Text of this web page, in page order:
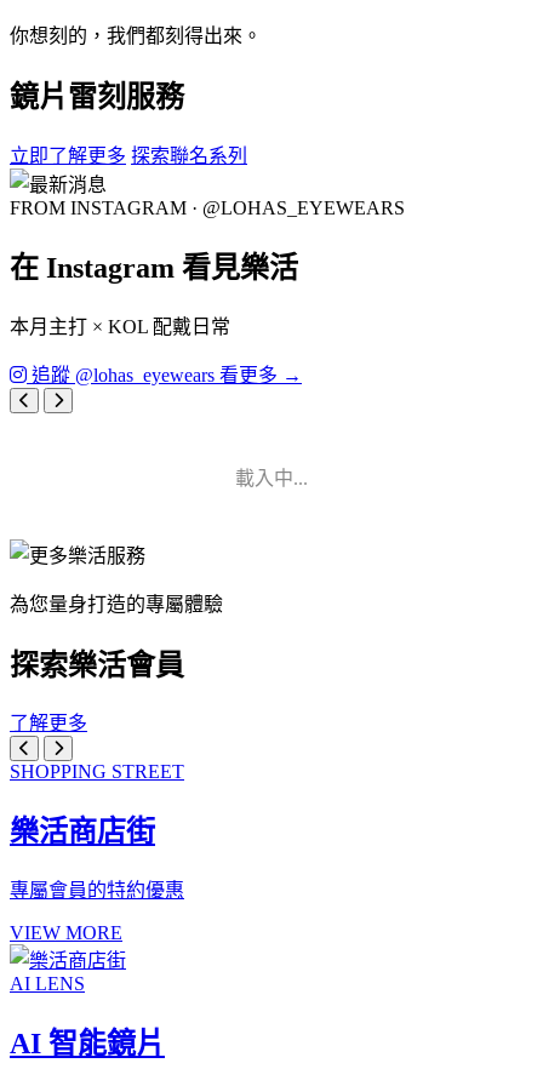
你想刻的，我們都刻得出來。
鏡片雷刻服務
立即了解更多 探索聯名系列
FROM INSTAGRAM · @LOHAS_EYEWEARS
在 Instagram 看見樂活
本月主打 × KOL 配戴日常
追蹤 @lohas_eyewears 看更多 →
載入中...
為您量身打造的專屬體驗
探索樂活會員
了解更多
SHOPPING STREET
樂活商店街
專屬會員的特約優惠
VIEW MORE
AI LENS
AI 智能鏡片